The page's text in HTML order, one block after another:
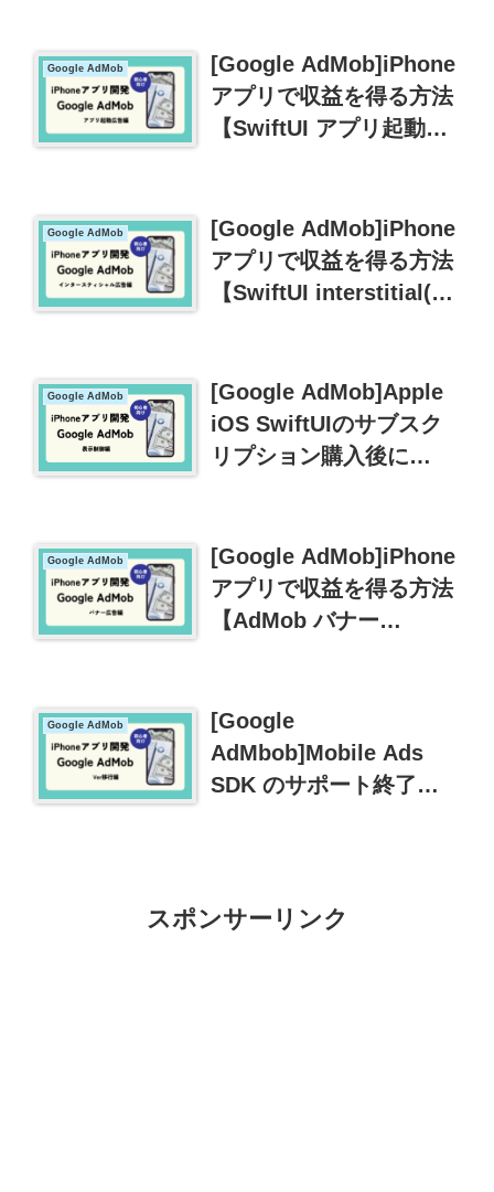
Google AdMob
[Google AdMob]iPhone
アプリで収益を得る方法
【SwiftUI アプリ起動広
Google AdMob
[Google AdMob]iPhone
アプリで収益を得る方法
【SwiftUI interstitial(イ
Google AdMob
[Google AdMob]Apple
iOS SwiftUIのサブスク
リプション購入後に
Google AdMob
[Google AdMob]iPhone
アプリで収益を得る方法
【AdMob バナー
Google AdMob
[Google
AdMbob]Mobile Ads
SDK のサポート終了に
スポンサーリンク